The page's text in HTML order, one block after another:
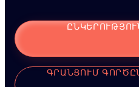
ԳՐԱՆՑՈՒՄ